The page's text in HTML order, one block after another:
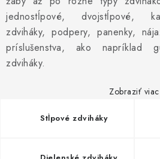
GARÁŽOVÝ BAZÁR
AUTODOPLNKY
KRYCIE PLACHTY - CELTY
Ochrana osobných údajov
jednostĺpové, dvojstĺpové,
zdviháky, podpery, panenky,
príslušenstva, ako napríklad
zdviháky.
Zobraziť viac
Stĺpové zdviháky